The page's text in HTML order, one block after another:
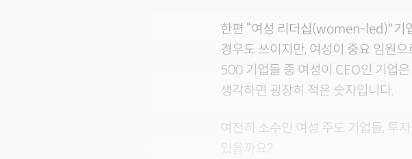
한편 “여성 리더십(women-led)"기
경우도 쓰이지만, 여성이 중요 임원
500 기업들 중 여성이 CEO인 기업
생각하면 굉장히 적은 숫자입니다.
여전히 소수인 여성 주도 기업들, 투
있을까요?